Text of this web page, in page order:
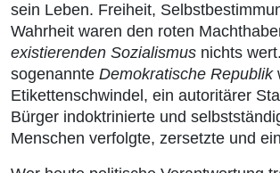
sein Leben. Freiheit,
Wahrheit waren den roten
existierenden Sozialismus nichts
sogenannte Demokratische Republik
Etikettenschwindel, ein autoritärer
Bürger indoktrinierte und
Menschen verfolgte, zersetzte und